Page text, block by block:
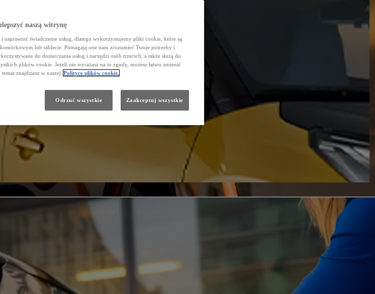
naszą witrynę
usprawnić świadczenie usług, dlatego wykorzystujemy pliki cookie, które są
lub tablecie. Pomagają one nam zrozumieć Twoje potrzeby i
do dostarczania usług i narzędzi osób trzecich, a także służą do
plików cookie. Jeżeli nie wyrażasz na to zgody, możesz łatwo zmienić
znajdziesz w naszej Polityce plików cookie.
Odrzuć wszystkie Zaakceptuj wszystkie